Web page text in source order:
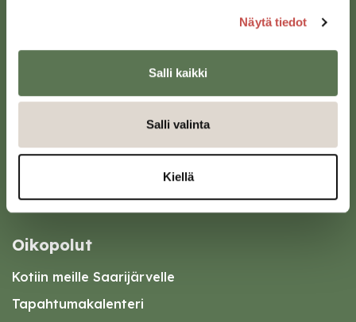
Näytä tiedot
Salli kaikki
Salli valinta
Kiellä
43100 Saarijärvi
Oikopolut
Kotiin meille Saarijärvelle
Tapahtumakalenteri